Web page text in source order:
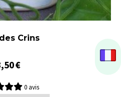
Crins
€
0 avis